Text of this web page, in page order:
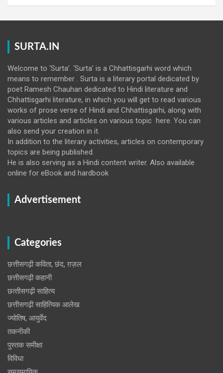
SURTA.IN
Welcome to ‘Surta’. ‘Surta’ is a Chhattisgarhi word which
means to remember . Surta is a literary portal dedicated by
poet Ramesh Chauhan dedicated to Hindi literature and
Chhattisgarhi literature, in which you will get to read various
works of prose verse of Hindi and Chhattisgarhi, along with
various articles and articles on various topic here. You can
also send your creation in it.
In addition to the literary activities, articles on contemporary
topics are being published.
He is also serving as a Hindi content writer. Also available
online for eBook and hardbook
Advertisement
Categories
छत्तीसगढ़ी कविता, छंद, ग़ज़ल
छत्तीसगढ़ी कहानी
छत्‍तीसगढ़ी साहित्‍य
छत्तीसगढ़ी साहित्यिक आलेख
ज्योतिष, आयुर्वेद
तकनीकी
पुस्‍तक समीक्षा
विविधा